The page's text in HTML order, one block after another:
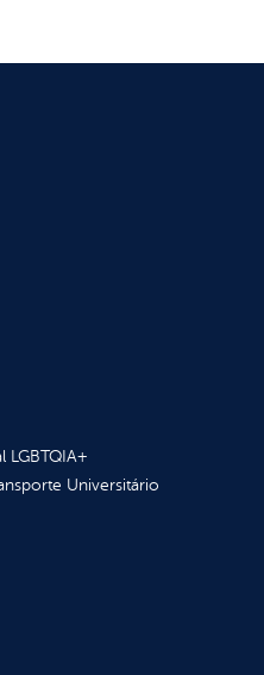
LGBTQIA+
Universitário